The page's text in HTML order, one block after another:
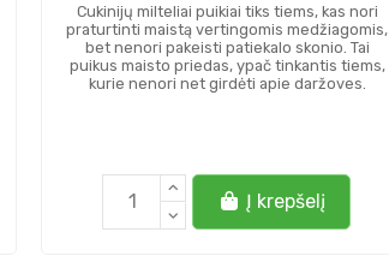
Cukinijų milteliai puikiai tiks tiems, kas nori
praturtinti maistą vertingomis medžiagomis,
bet nenori pakeisti patiekalo skonio. Tai
puikus maisto priedas, ypač tinkantis tiems,
kurie nenori net girdėti apie daržoves.
Į krepšelį